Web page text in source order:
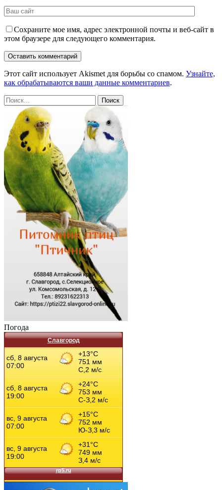
Сохраните мое имя, адрес электронной почты и веб-сайт в
этом браузере для следующего комментария.
Этот сайт использует Akismet для борьбы со спамом. Узнайте,
как обрабатываются ваши данные комментариев.
Погода
Славгород